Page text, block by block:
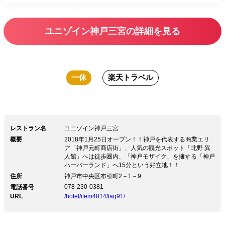
ユニゾイン神戸三宮の詳細を見る
一休 楽天トラベル
レストラン名
ユニゾイン神戸三宮
概要
2018年1月25日オープン！！神戸を代表する商業エリ
ア「神戸元町商店街」、人気の観光スポット「北野 異
人館」へは徒歩圏内、「神戸モザイク」を擁する「神戸
ハーバーランド」へ15分という好立地！！
住所
神戸市中央区布引町2－1－9
電話番号
078-230-0381
URL
/hotel/item4814/tag91/